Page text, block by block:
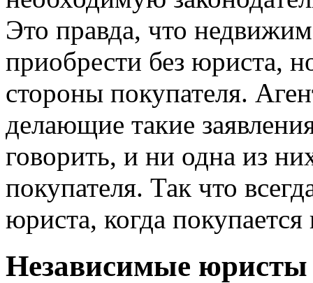
Это правда, что
приобрести без юриста,
стороны покупателя.
делающие такие
говорить, и ни одна из
покупателя. Так что
юриста, когда
Независимые юристы